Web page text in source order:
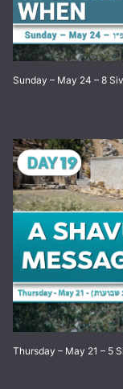
Sunday – May 24 – 8
Thursday – May 21 – 5